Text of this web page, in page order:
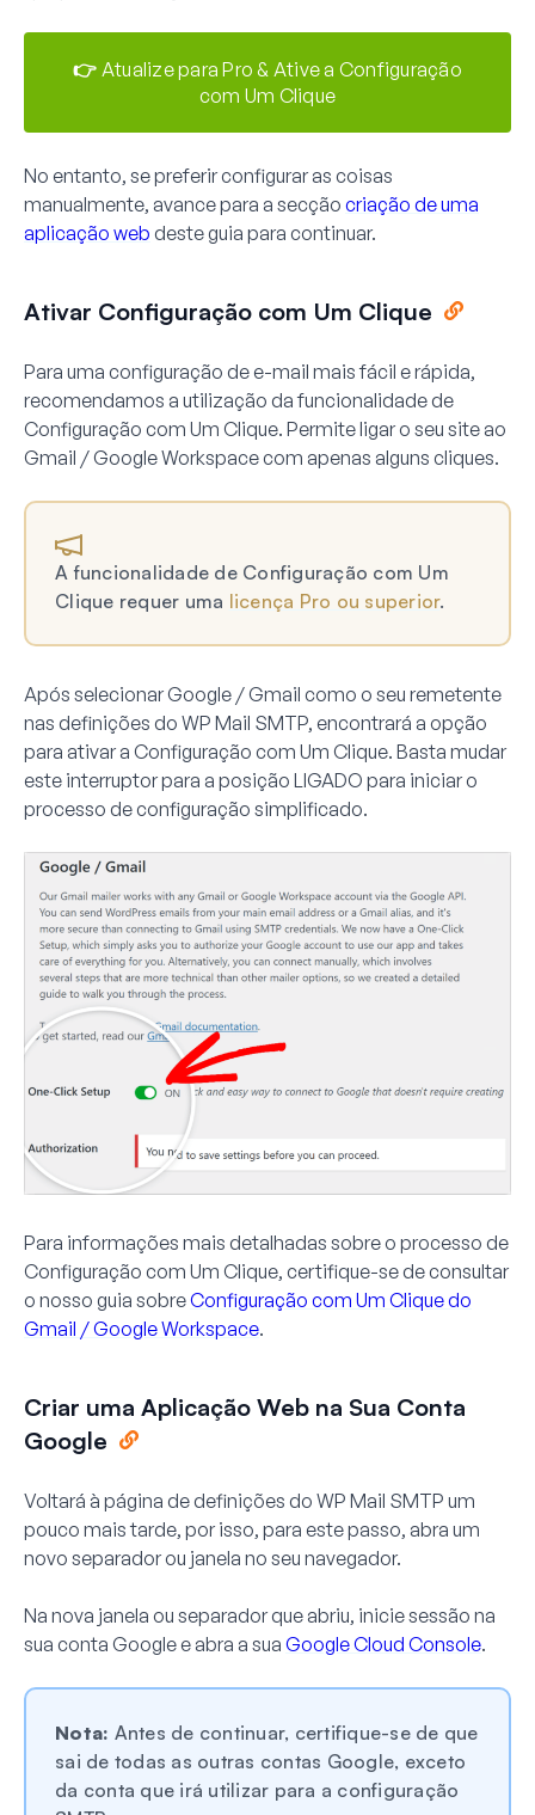
👉 Atualize para Pro & Ative a Configuração
com Um Clique
No entanto, se preferir configurar as coisas
manualmente, avance para a secção criação de uma
aplicação web deste guia para continuar.
Ativar Configuração com Um Clique
Para uma configuração de e-mail mais fácil e rápida,
recomendamos a utilização da funcionalidade de
Configuração com Um Clique. Permite ligar o seu site ao
Gmail / Google Workspace com apenas alguns cliques.
A funcionalidade de Configuração com Um
Clique requer uma licença Pro ou superior.
Após selecionar Google / Gmail como o seu remetente
nas definições do WP Mail SMTP, encontrará a opção
para ativar a Configuração com Um Clique. Basta mudar
este interruptor para a posição LIGADO para iniciar o
processo de configuração simplificado.
Para informações mais detalhadas sobre o processo de
Configuração com Um Clique, certifique-se de consultar
o nosso guia sobreConfiguração com Um Clique do
Gmail / Google Workspace.
Criar uma Aplicação Web na Sua Conta
Google
Voltará à página de definições do WP Mail SMTP um
pouco mais tarde, por isso, para este passo, abra um
novo separador ou janela no seu navegador.
Na nova janela ou separador que abriu, inicie sessão na
sua conta Google e abra a sua Google Cloud Console.
Nota: Antes de continuar, certifique-se de que
sai de todas as outras contas Google, exceto
da conta que irá utilizar para a configuração